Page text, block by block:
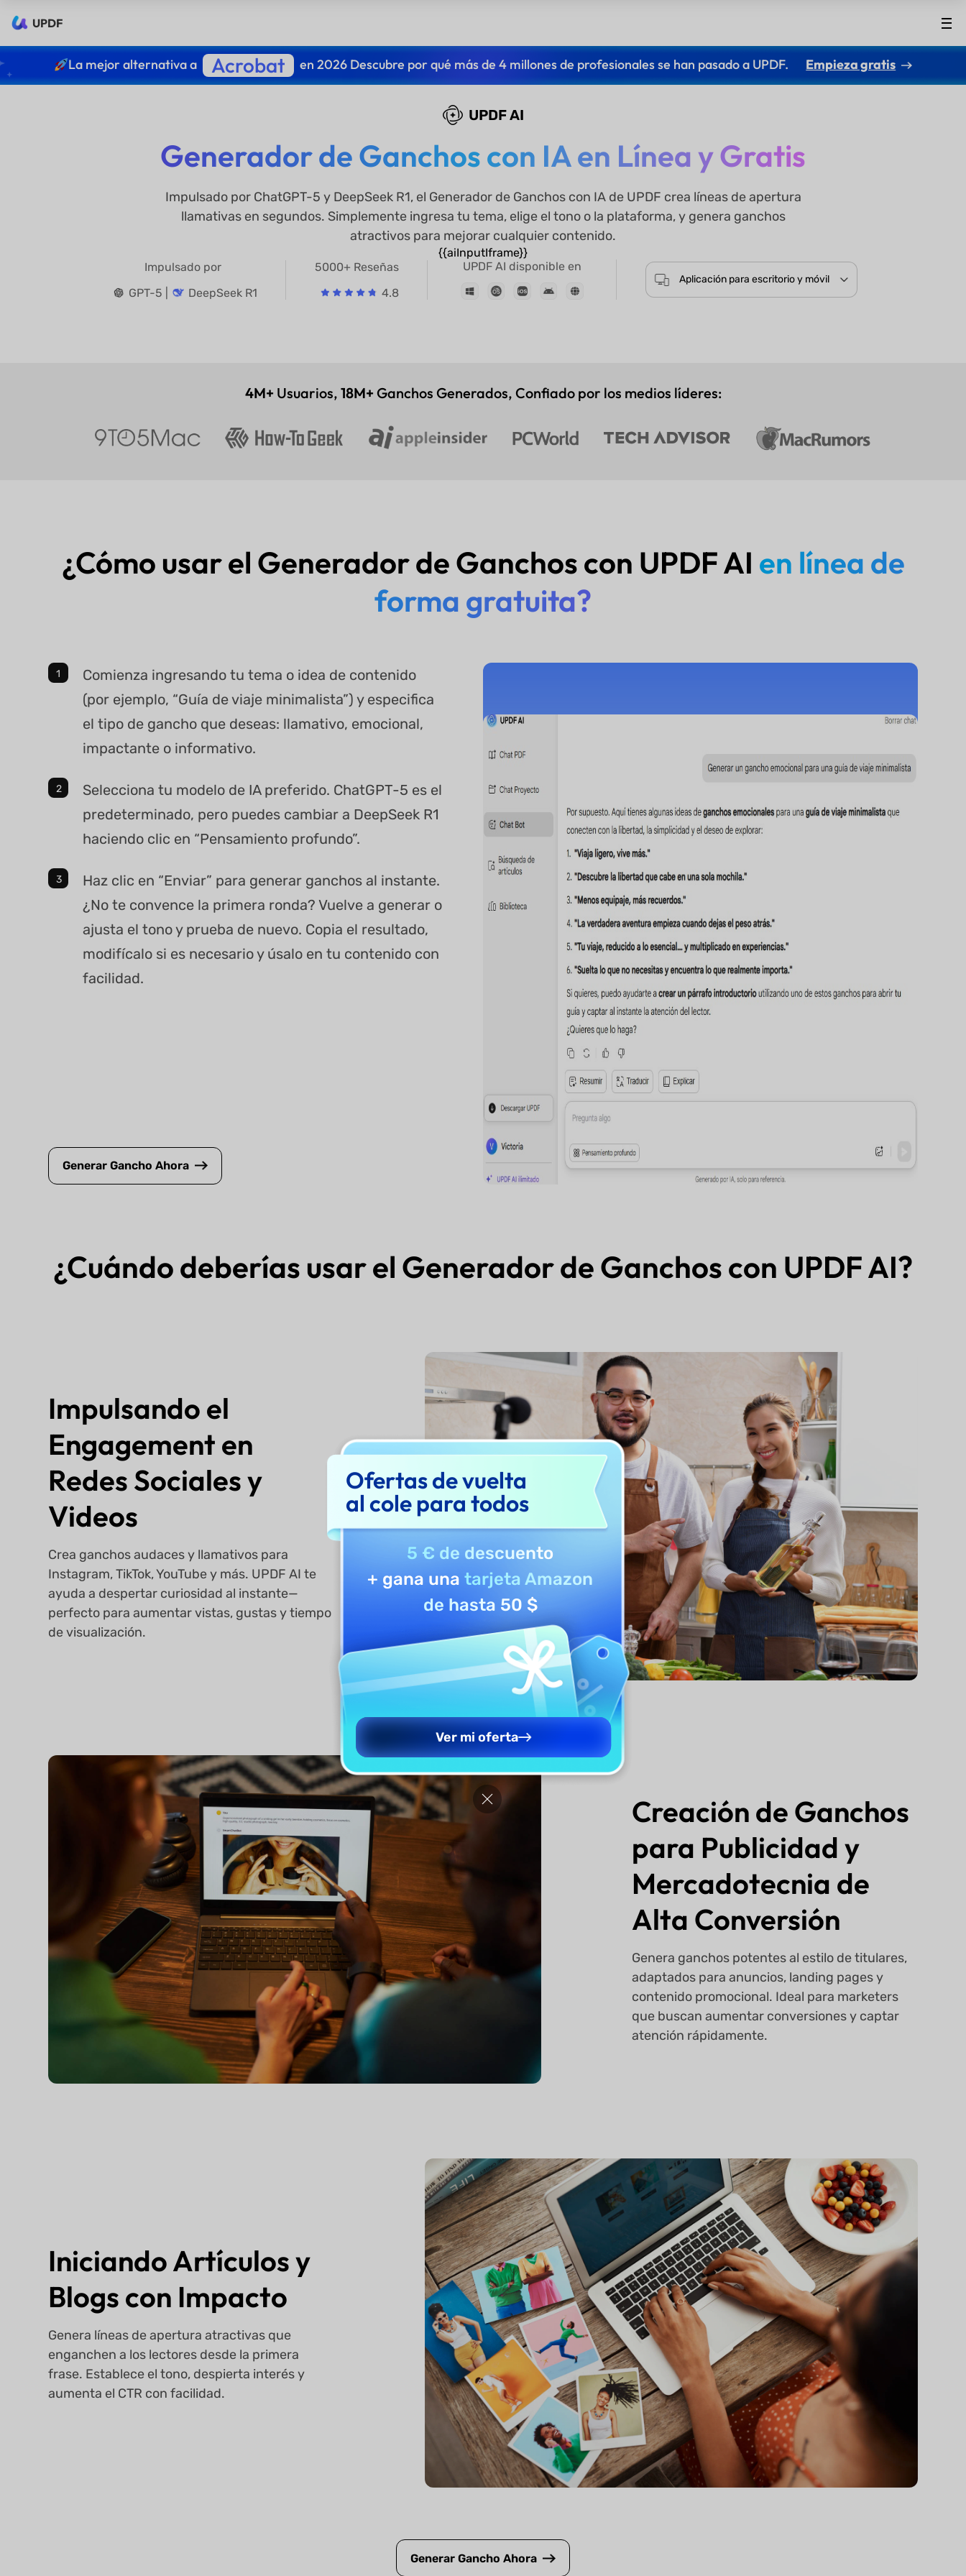
UPDF
La mejor alternativa a Acrobat en 2026 Descubre por qué más de 4 millones de profesionales se han pasado a UPDF. Empieza gratis
UPDF AI
Generador de Ganchos con IA en Línea y Gratis
Impulsado por ChatGPT-5 y DeepSeek R1, el Generador de Ganchos con IA de UPDF crea líneas de apertura
llamativas en segundos. Simplemente ingresa tu tema, elige el tono o la plataforma, y genera ganchos
atractivos para mejorar cualquier contenido.
{{aiInputIframe}}
Impulsado por
GPT-5 |
DeepSeek R1
5000+ Reseñas
4.8
UPDF AI disponible en
Aplicación para escritorio y móvil
4M+ Usuarios, 18M+ Ganchos Generados, Confiado por los medios líderes:
¿Cómo usar el Generador de Ganchos con UPDF AI en línea de
forma gratuita?
Comienza ingresando tu tema o idea de contenido
(por ejemplo, “Guía de viaje minimalista”) y especifica
el tipo de gancho que deseas: llamativo, emocional,
impactante o informativo.
Selecciona tu modelo de IA preferido. ChatGPT-5 es el
predeterminado, pero puedes cambiar a DeepSeek R1
haciendo clic en “Pensamiento profundo”.
Haz clic en “Enviar” para generar ganchos al instante.
¿No te convence la primera ronda? Vuelve a generar o
ajusta el tono y prueba de nuevo. Copia el resultado,
modifícalo si es necesario y úsalo en tu contenido con
facilidad.
Generar Gancho Ahora
¿Cuándo deberías usar el Generador de Ganchos con UPDF AI?
Impulsando el
Engagement en
Redes Sociales y
Videos
Crea ganchos audaces y llamativos para
Instagram, TikTok, YouTube y más. UPDF AI te
ayuda a despertar curiosidad al instante—
perfecto para aumentar vistas, gustas y tiempo
de visualización.
Creación de Ganchos
para Publicidad y
Mercadotecnia de
Alta Conversión
Genera ganchos potentes al estilo de titulares,
adaptados para anuncios, landing pages y
contenido promocional. Ideal para marketers
que buscan aumentar conversiones y captar
atención rápidamente.
Iniciando Artículos y
Blogs con Impacto
Genera líneas de apertura atractivas que
enganchen a los lectores desde la primera
frase. Establece el tono, despierta interés y
aumenta el CTR con facilidad.
Generar Gancho Ahora
Ofertas de vuelta
al cole para todos
5 € de descuento
+ gana unatarjeta Amazon
de hasta 50 $
Ver mi oferta